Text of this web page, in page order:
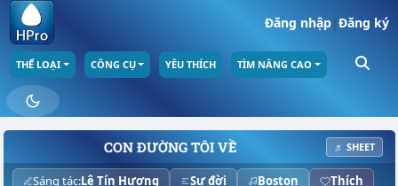
Đăng nhập|Đăng ký
THỂ LOẠI CÔNG CỤ YÊU THÍCH TÌM NÂNG CAO
CON ĐƯỜNG TÔI VỀ ♬ SHEET
Sáng tác:Lê Tín Hương Sự đời Boston Thích